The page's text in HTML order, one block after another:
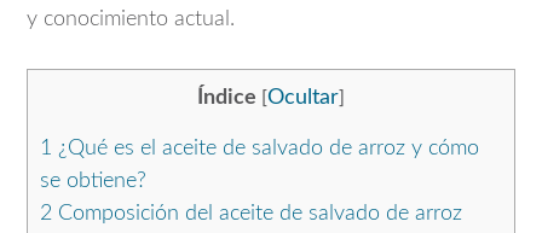
y conocimiento actual.
Índice Ocultar
1 ¿Qué es el aceite de salvado de arroz y cómo
se obtiene?
2 Composición del aceite de salvado de arroz